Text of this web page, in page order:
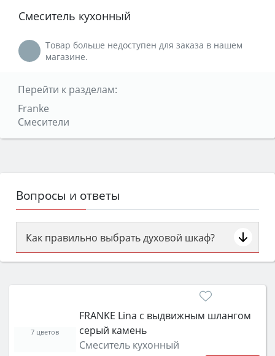
Смеситель кухонный
Товар больше недоступен для заказа в нашем
магазине.
Перейти к разделам:
Franke
Смесители
Вопросы и ответы
Как правильно выбрать духовой шкаф?
Сначала определитесь с типом (газовый или
затем смотрите на объём 50–70 л для семьи,
функции (конвекция, гриль, самоочистка,
защита от детей).
FRANKE Lina с выдвижным шлангом
серый камень
Смеситель кухонный
7 цветов